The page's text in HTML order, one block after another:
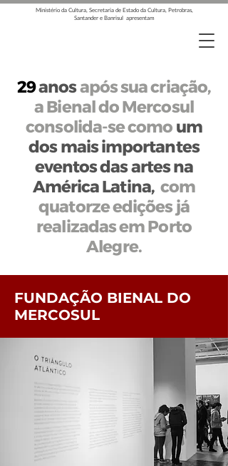
Ministério da Cultura, Secretaria de Estado da Cultura, Petrobras,
Santander e Banrisul apresentam
29anosapós sua criação,
a Bienal do Mercosul
consolida-se como um
dos mais importantes
eventos das artes na
América Latina,com
quatorze edições já
realizadas em Porto
Alegre.
FUNDAÇÃO BIENAL DO
MERCOSUL